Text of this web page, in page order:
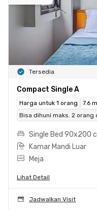
Tersedia
Compact Single A
Harga untuk 1 orang
7.6
Bisa dihuni maks. 2 orang
Single Bed 90x200
Kamar Mandi Luar
Meja
Lihat Detail
Jadwalkan Visit